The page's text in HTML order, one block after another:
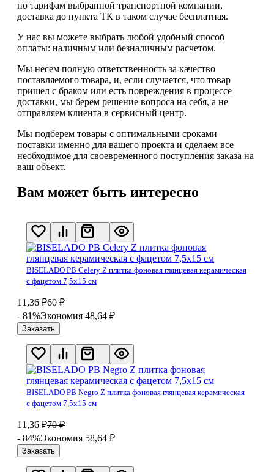
по тарифам выбранной транспортной компании,
доставка до пункта ТК в таком случае бесплатная.
У нас вы можете выбрать любой удобный способ
оплаты: наличным или безналичным расчетом.
Мы несем полную ответственность за качество
поставляемого товара, и, если случается, что товар
пришел с браком или есть повреждения в процессе
доставки, мы берем решение вопроса на себя, а не
отправляем клиента в сервисный центр.
Мы подберем товары с оптимальными сроками
поставки именно для вашего проекта и сделаем все
необходимое для своевременного поступления заказа на
ваш объект.
Вам может быть интересно
BISELADO PB Celery Z плитка фоновая глянцевая керамическая
с фацетом 7,5х15 см
11,36 ₽60 ₽
- 81%Экономия 48,64 ₽
Заказать
BISELADO PB Negro Z плитка фоновая глянцевая керамическая
с фацетом 7,5х15 см
11,36 ₽70 ₽
- 84%Экономия 58,64 ₽
Заказать